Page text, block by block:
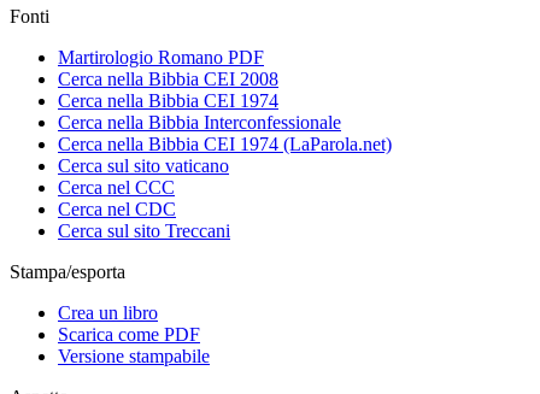
Fonti
Martirologio Romano PDF
Cerca nella Bibbia CEI 2008
Cerca nella Bibbia CEI 1974
Cerca nella Bibbia Interconfessionale
Cerca nella Bibbia CEI 1974 (LaParola.net)
Cerca sul sito vaticano
Cerca nel CCC
Cerca nel CDC
Cerca sul sito Treccani
Stampa/esporta
Crea un libro
Scarica come PDF
Versione stampabile